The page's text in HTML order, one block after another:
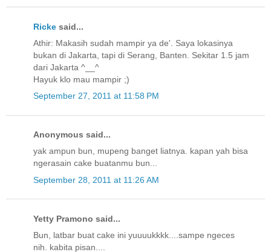
Ricke said...
Athir: Makasih sudah mampir ya de'. Saya lokasinya
bukan di Jakarta, tapi di Serang, Banten. Sekitar 1.5 jam
dari Jakarta ^__^
Hayuk klo mau mampir ;)
September 27, 2011 at 11:58 PM
Anonymous said...
yak ampun bun, mupeng banget liatnya. kapan yah bisa
ngerasain cake buatanmu bun...
September 28, 2011 at 11:26 AM
Yetty Pramono said...
Bun, latbar buat cake ini yuuuukkkk....sampe ngeces
nih. kabita pisan....